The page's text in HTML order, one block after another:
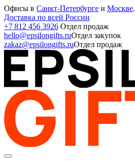
Офисы в Санкт-Петербурге и Москве.
Доставка по всей России
+7 812 456 3926 Отдел продаж
hello@epsilongifts.ruОтдел закупок
zakaz@epsilongifts.ruОтдел продаж